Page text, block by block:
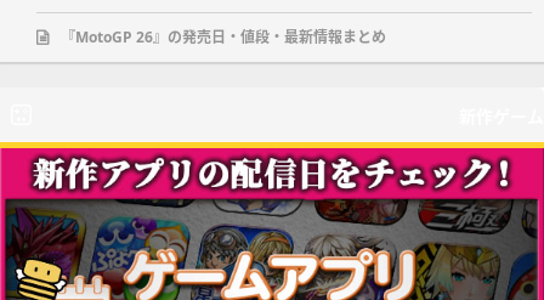
『MotoGP 26』の発売日・値段・最新情報まとめ